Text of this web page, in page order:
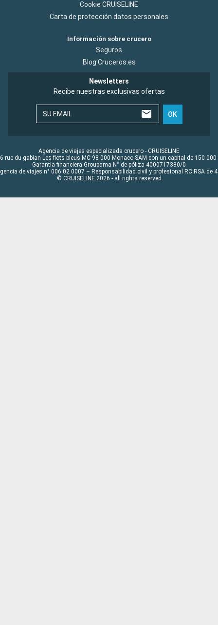
Cookie CRUISELINE
Carta de protección datos personales
Información sobre crucero
Seguros
Blog Cruceros.es
Newsletters
Recibe nuestras exclusivas ofertas
SU EMAIL OK
Agencia de viajes especializada crucero - CRUISELINE
rue du gabian Les flots bleus MC 98 000 Monaco SAM con un capital de 150 000
Garantía financiera Groupama N° de póliza 4000717380/0
de viajes n° 006 02 0007 – Responsabilidad civil y profesional RC RSA de
© CRUISELINE 2026 - all rights reserved